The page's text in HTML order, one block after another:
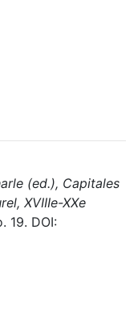
(ed.), Capitales
XVIIIe-XXe
19. DOI: